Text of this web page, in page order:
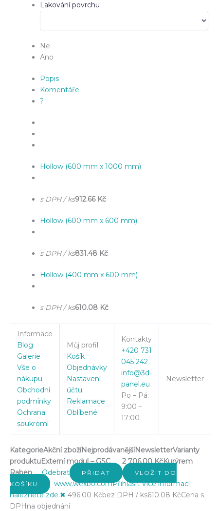
Lakování povrchu
Ne
Ano
Popis
Komentáře
?
Hollow (600 mm x 1000 mm)
s DPH / ks912.66 Kč
Hollow (600 mm x 600 mm)
s DPH / ks831.48 Kč
Hollow (400 mm x 600 mm)
s DPH / ks610.08 Kč
Informace
Blog
Galerie
Vše o
nákupu
Obchodní
podmínky
Ochrana
soukromí
Můj profil
Košík
Objednávky
Nastavení
účtu
Reklamace
Oblíbené
Kontakty
+420 731
045 242
info@3d-
panel.eu
Po – Pá:
9:00 –
17:00
Newsletter
KategorieAkční zbožíNejprodávanějšíNewsletterVarianty
produktuExterní modul – GSC 2 706.00 KčKurýrem
Raben
Odebrat PŘIDAT
VLOŽIT DO
KOŠÍKU
www.wexbo.comPřihlásit Více informací
naleznete zde.✖ 496.00 Kčbez DPH / ks610.08 KčCena s
DPH na objednání